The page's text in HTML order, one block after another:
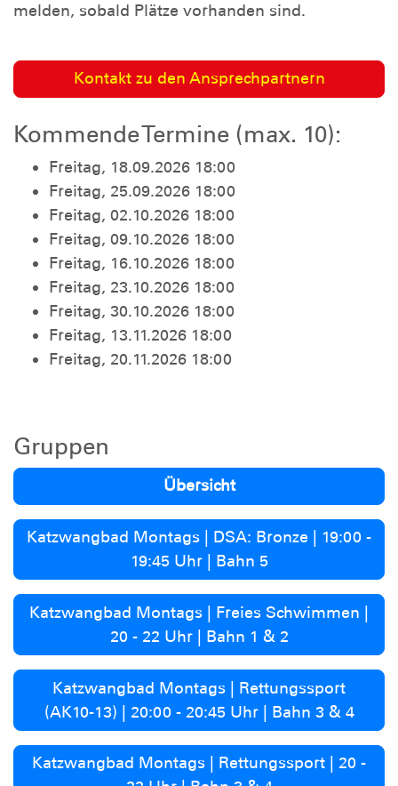
melden, sobald Plätze vorhanden sind.
Kontakt zu den Ansprechpartnern
Kommende Termine (max. 10):
Freitag, 18.09.2026 18:00
Freitag, 25.09.2026 18:00
Freitag, 02.10.2026 18:00
Freitag, 09.10.2026 18:00
Freitag, 16.10.2026 18:00
Freitag, 23.10.2026 18:00
Freitag, 30.10.2026 18:00
Freitag, 13.11.2026 18:00
Freitag, 20.11.2026 18:00
Gruppen
Übersicht
Katzwangbad Montags | DSA: Bronze | 19:00 -
19:45 Uhr | Bahn 5
Katzwangbad Montags | Freies Schwimmen |
20 - 22 Uhr | Bahn 1 & 2
Katzwangbad Montags | Rettungssport
(AK10-13) | 20:00 - 20:45 Uhr | Bahn 3 & 4
Katzwangbad Montags | Rettungssport | 20 -